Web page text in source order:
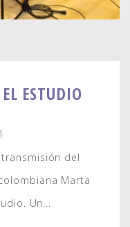
ESTUDIO
del
Marta
Un...